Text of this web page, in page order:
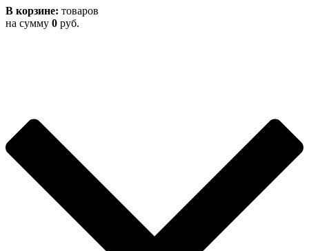
В корзине: товаров
на сумму 0 руб.